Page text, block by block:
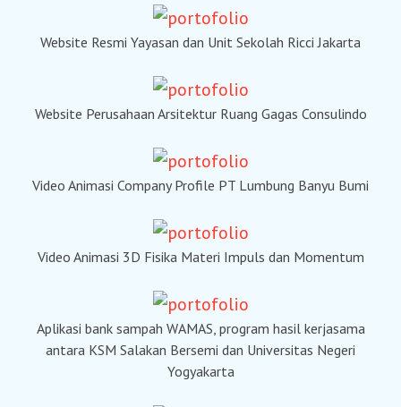
Website Resmi Yayasan dan Unit Sekolah Ricci Jakarta
Website Perusahaan Arsitektur Ruang Gagas Consulindo
Video Animasi Company Profile PT Lumbung Banyu Bumi
Video Animasi 3D Fisika Materi Impuls dan Momentum
Aplikasi bank sampah WAMAS, program hasil kerjasama
antara KSM Salakan Bersemi dan Universitas Negeri
Yogyakarta